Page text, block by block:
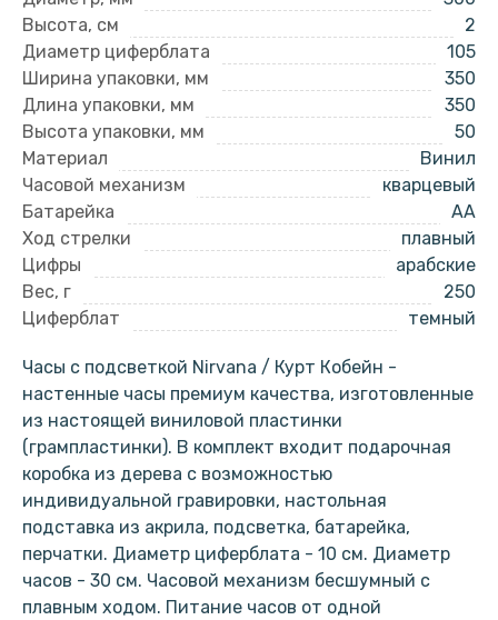
Высота, см
2
Диаметр циферблата
105
Ширина упаковки, мм
350
Длина упаковки, мм
350
Высота упаковки, мм
50
Материал
Винил
Часовой механизм
кварцевый
Батарейка
AA
Ход стрелки
плавный
Цифры
арабские
Вес, г
250
Циферблат
темный
Часы с подсветкой Nirvana / Курт Кобейн -
настенные часы премиум качества, изготовленные
из настоящей виниловой пластинки
(грампластинки). В комплект входит подарочная
коробка из дерева с возможностью
индивидуальной гравировки, настольная
подставка из акрила, подсветка, батарейка,
перчатки. Диаметр циферблата - 10 см. Диаметр
часов - 30 см. Часовой механизм бесшумный с
плавным ходом. Питание часов от одной